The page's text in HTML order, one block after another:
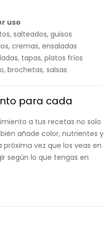
uso
salteados, guisos
cremas, ensaladas
tapas, platos fríos
brochetas, salsas
para cada
a tus recetas no solo
añade color, nutrientes y
vez que los veas en
según lo que tengas en